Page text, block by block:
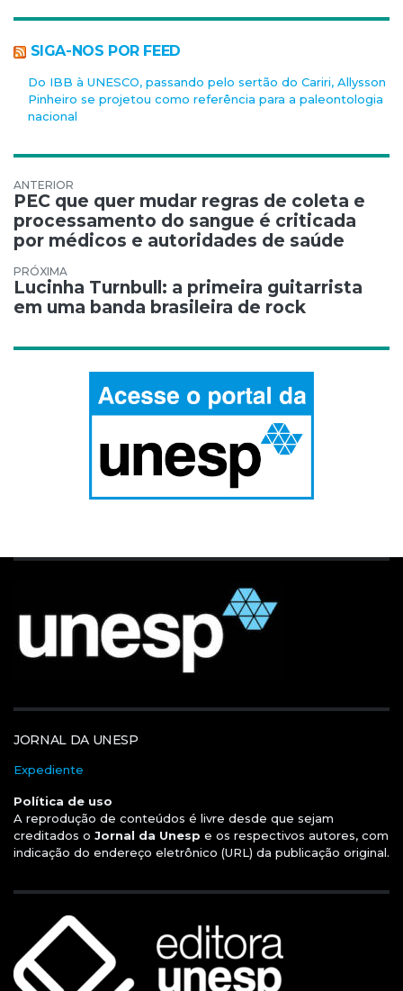
SIGA-NOS POR FEED
Do IBB à UNESCO, passando pelo sertão do Cariri, Allysson
Pinheiro se projetou como referência para a paleontologia
nacional
Navegação de Post
PEC que quer mudar regras de coleta e
processamento do sangue é criticada
por médicos e autoridades de saúde
Lucinha Turnbull: a primeira guitarrista
em uma banda brasileira de rock
JORNAL DA UNESP
Expediente
Política de uso
A reprodução de conteúdos é livre desde que sejam
creditados o Jornal da Unesp e os respectivos autores, com
indicação do endereço eletrônico (URL) da publicação original.